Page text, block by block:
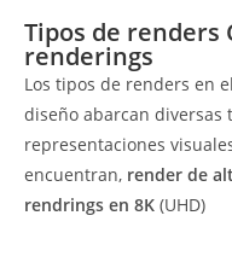
Tipos de renders
renderings
Los tipos de renders en
diseño abarcan diversas
representaciones
encuentran, render de
rendrings en 8K (UHD)